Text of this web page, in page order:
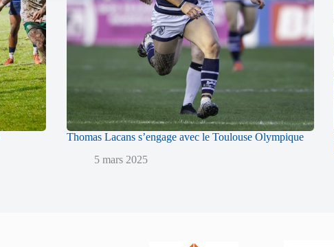
Thomas Lacans s’engage avec le Toulouse Olympique
5 mars 2025